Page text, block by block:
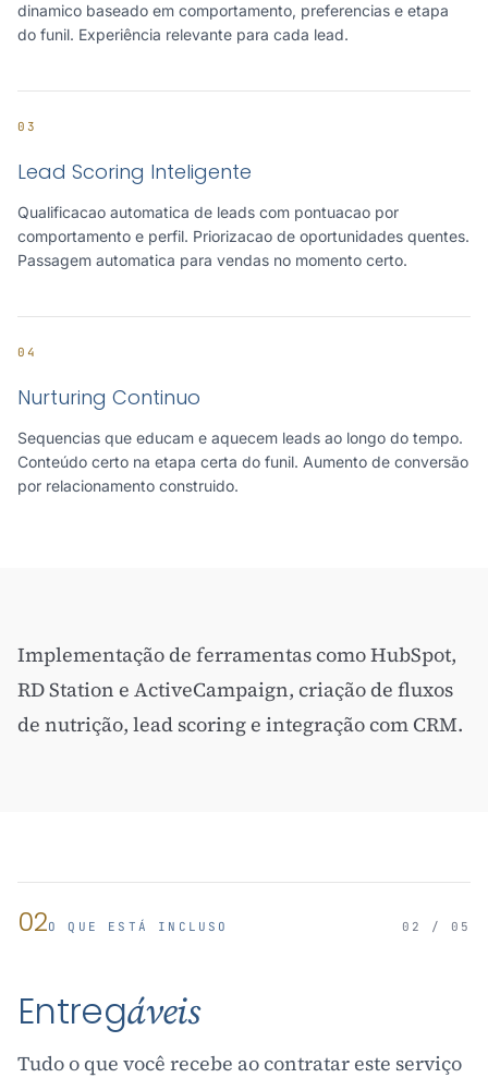
dinamico baseado em comportamento, preferencias e etapa
do funil. Experiência relevante para cada lead.
03
Lead Scoring Inteligente
Qualificacao automatica de leads com pontuacao por
comportamento e perfil. Priorizacao de oportunidades quentes.
Passagem automatica para vendas no momento certo.
04
Nurturing Continuo
Sequencias que educam e aquecem leads ao longo do tempo.
Conteúdo certo na etapa certa do funil. Aumento de conversão
por relacionamento construido.
Implementação de ferramentas como HubSpot,
RD Station e ActiveCampaign, criação de fluxos
de nutrição, lead scoring e integração com CRM.
02O QUE ESTÁ INCLUSO 02 / 05
Entregáveis
Tudo o que você recebe ao contratar este serviço